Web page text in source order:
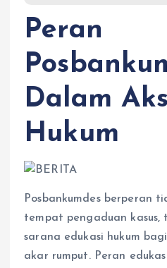
Peran
Dalam
Hukum
Posbankumdes berperan
tempat pengaduan
sarana edukasi hukum
akar rumput. Peran